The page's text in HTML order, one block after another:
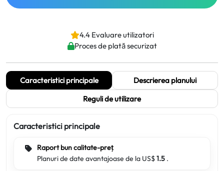
4.4 Evaluare utilizatori
Proces de plată securizat
Caracteristici principale
Descrierea planului
Reguli de utilizare
Caracteristici principale
Raport bun calitate-preț
Planuri de date avantajoase de la US$1.5 .